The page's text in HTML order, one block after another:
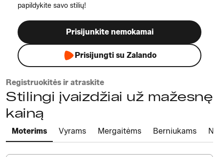
papildykite savo stilių!
Prisijunkite nemokamai
Prisijungti su Zalando
Registruokitės ir atraskite
Stilingi įvaizdžiai už mažesnę
kainą
Moterims Vyrams Mergaitėms Berniukams